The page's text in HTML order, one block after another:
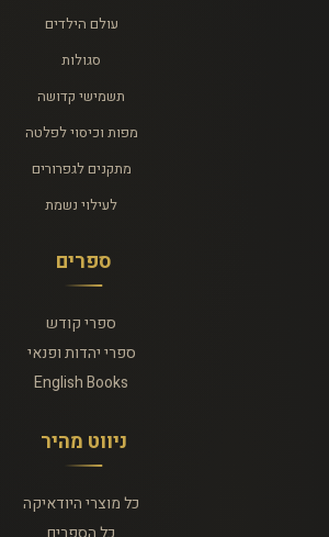
עולם הילדים
סגולות
תשמישי קדושה
מפות וכיסוי לפלטה
מתקנים לגפרורים
לעילוי נשמת
ספרים
ספרי קודש
ספרי יהדות ופנאי
English Books
ניווט מהיר
כל מוצרי היודאיקה